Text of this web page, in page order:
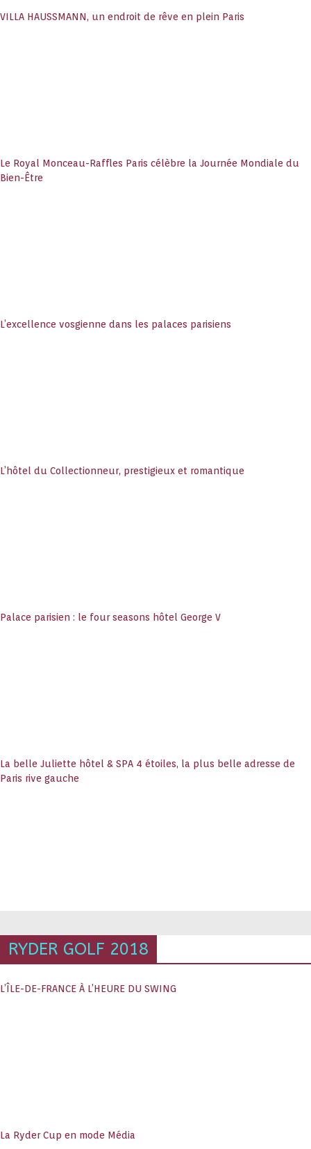
VILLA HAUSSMANN, un endroit de rêve en plein Paris
Le Royal Monceau-Raffles Paris célèbre la Journée Mondiale du
Bien-Être
L’excellence vosgienne dans les palaces parisiens
L’hôtel du Collectionneur, prestigieux et romantique
Palace parisien : le four seasons hôtel George V
La belle Juliette hôtel & SPA 4 étoiles, la plus belle adresse de
Paris rive gauche
RYDER GOLF 2018
L’ÎLE-DE-FRANCE À L’HEURE DU SWING
La Ryder Cup en mode Média